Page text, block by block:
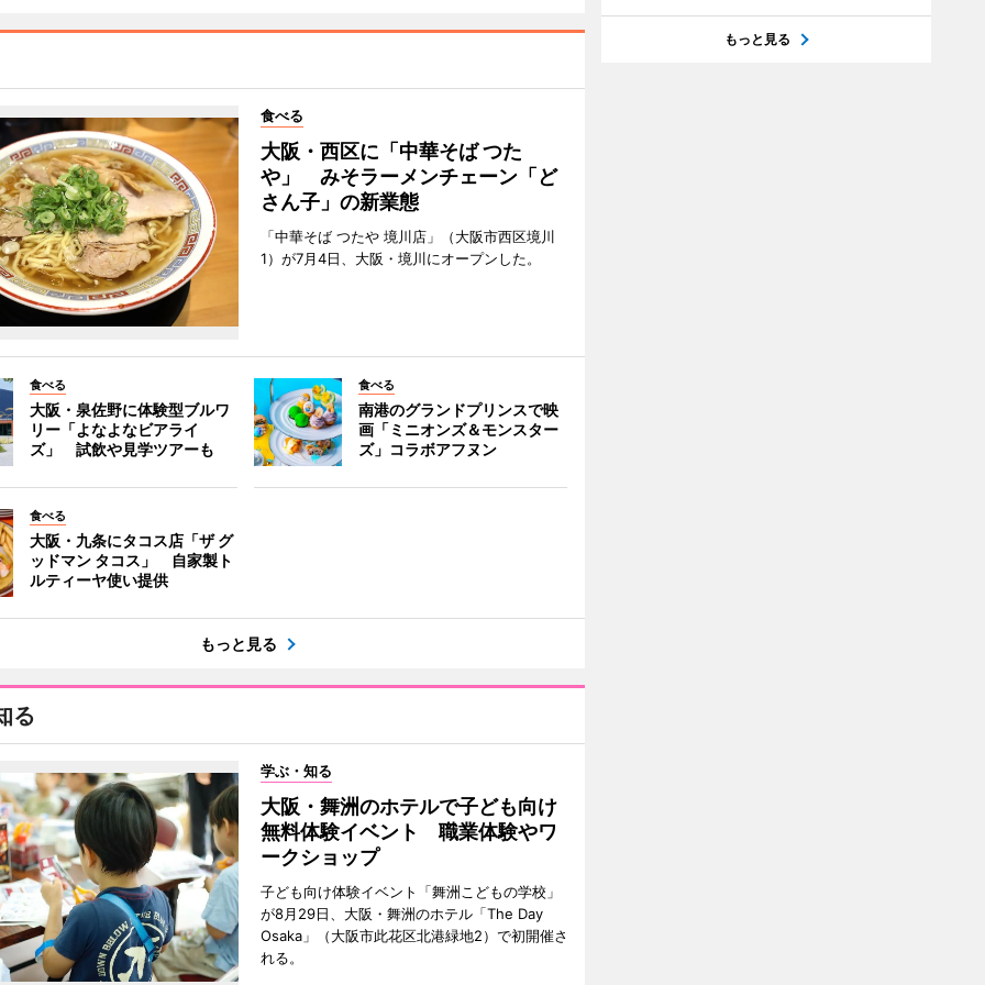
食べる
大阪・西区に「中華そば つた
や」 みそラーメンチェーン「ど
さん子」の新業態
「中華そば つたや 境川店」（大阪市西区境川
1）が7月4日、大阪・境川にオープンした。
食べる
大阪・泉佐野に体験型ブルワ
リー「よなよなビアライ
ズ」 試飲や見学ツアーも
食べる
南港のグランドプリンスで映
画「ミニオンズ＆モンスター
ズ」コラボアフヌン
食べる
大阪・九条にタコス店「ザ グ
ッドマン タコス」 自家製ト
ルティーヤ使い提供
もっと見る
る
学ぶ・知る
大阪・舞洲のホテルで子ども向け
無料体験イベント 職業体験やワ
ークショップ
子ども向け体験イベント「舞洲こどもの学校」
が8月29日、大阪・舞洲のホテル「The Day
Osaka」（大阪市此花区北港緑地2）で初開催さ
れる。
もっと見る